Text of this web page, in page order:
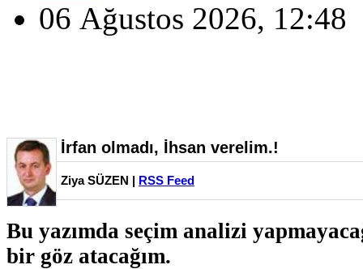
06 Ağustos 2026, 12:48
İrfan olmadı, İhsan verelim.!
Ziya SÜZEN | RSS Feed
Bu yazımda seçim analizi
bir göz atacağım.